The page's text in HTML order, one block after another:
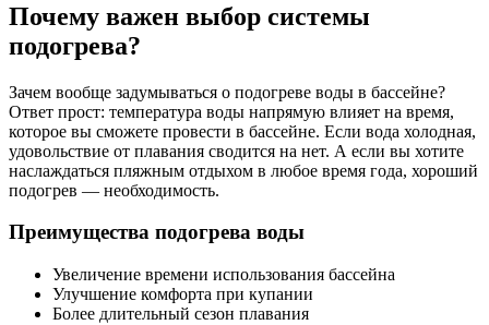
Почему важен выбор системы
подогрева?
Зачем вообще задумываться о подогреве воды в бассейне?
Ответ прост: температура воды напрямую влияет на время,
которое вы сможете провести в бассейне. Если вода холодная,
удовольствие от плавания сводится на нет. А если вы хотите
наслаждаться пляжным отдыхом в любое время года, хороший
подогрев — необходимость.
Преимущества подогрева воды
Увеличение времени использования бассейна
Улучшение комфорта при купании
Более длительный сезон плавания